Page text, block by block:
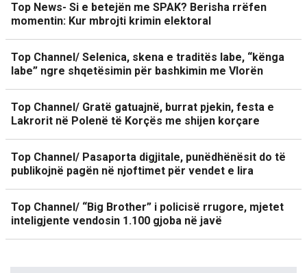
Top News- Si e betejën me SPAK? Berisha rrëfen
momentin: Kur mbrojti krimin elektoral
Top Channel/ Selenica, skena e traditës labe, “kënga
labe” ngre shqetësimin për bashkimin me Vlorën
Top Channel/ Gratë gatuajnë, burrat pjekin, festa e
Lakrorit në Polenë të Korçës me shijen korçare
Top Channel/ Pasaporta digjitale, punëdhënësit do të
publikojnë pagën në njoftimet për vendet e lira
Top Channel/ “Big Brother” i policisë rrugore, mjetet
inteligjente vendosin 1.100 gjoba në javë